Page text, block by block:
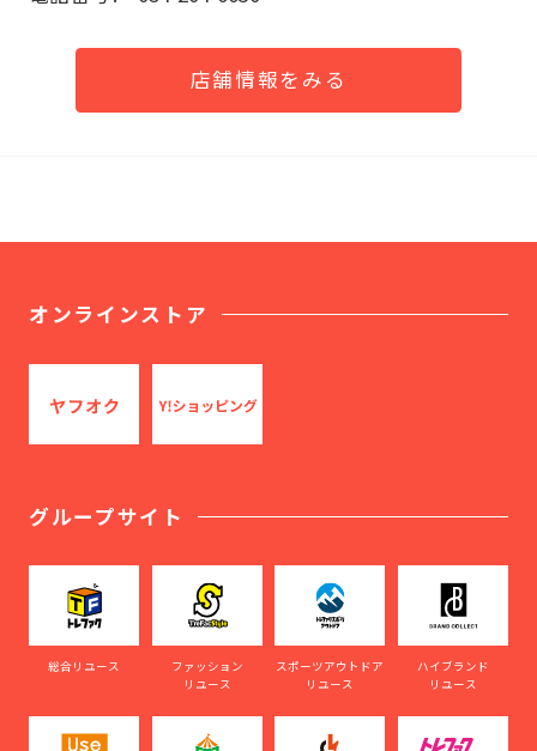
店舗情報をみる
オンラインストア
グループサイト
総合リユース
ファッション
リユース
スポーツアウトドア
リユース
ハイブランド
リユース